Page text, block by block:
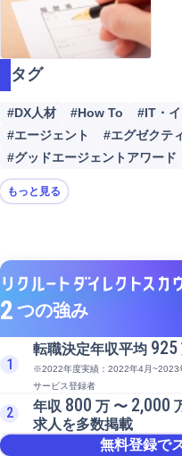
タグ
#DX人材 #How To #IT・
#エージェント
#エグゼクテ
#グッドエージェントアワード
もっと見る
2 つの強み
1
転職決定年収平均 925
※2022年度実績：2022年4月~2023
サービス登録者
2 年収 800 万 〜 2,000
求人を多数掲載
無料登録で